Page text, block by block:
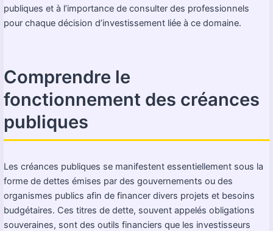
publiques et à l’importance de consulter des professionnels
pour chaque décision d’investissement liée à ce domaine.
Comprendre le
fonctionnement des créances
publiques
Les créances publiques se manifestent essentiellement sous la
forme de dettes émises par des gouvernements ou des
organismes publics afin de financer divers projets et besoins
budgétaires. Ces titres de dette, souvent appelés obligations
souveraines, sont des outils financiers que les investisseurs